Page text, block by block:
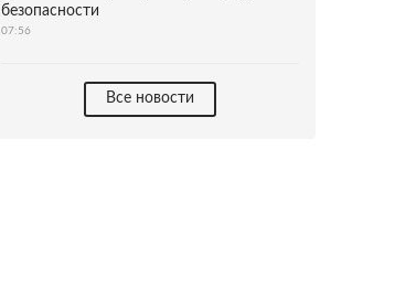
безопасности
07:56
Все новости